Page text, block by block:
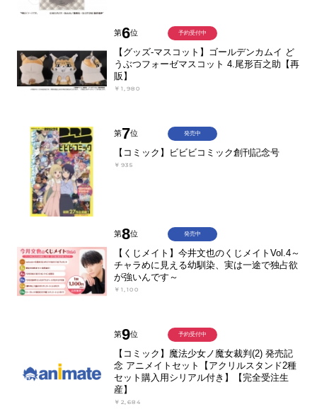
第6位
【グッズ-マスコット】ゴールデンカムイ ど
うぶつフォーゼマスコット 4.尾形百之助【再
販】
￥1,980
予約受付中
第7位
【コミック】ビビビコミック創刊記念号
￥935
発売中
第8位
【くじメイト】今井文也のくじメイトVol.4～
チャラめに見える幼馴染、実は一途で独占欲
が強いんです～
￥1,100
発売中
第9位
【コミック】魔法少女ノ魔女裁判(2) 発売記
念 アニメイトセット【アクリルスタンド2種
セット購入用シリアル付き】【完全受注生
産】
￥2,684
予約受付中